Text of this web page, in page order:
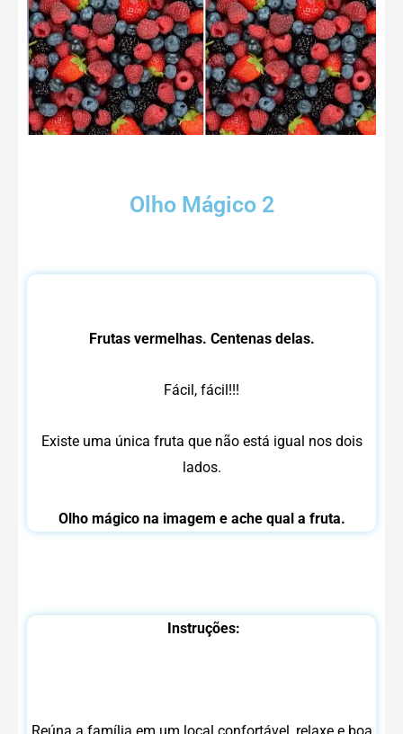
Olho Mágico 2
Frutas vermelhas. Centenas delas.
Fácil, fácil!!!
Existe uma única fruta que não está igual nos dois
lados.
Olho mágico na imagem e ache qual a fruta.
Instruções: